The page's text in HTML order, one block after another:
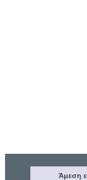
Άμεση